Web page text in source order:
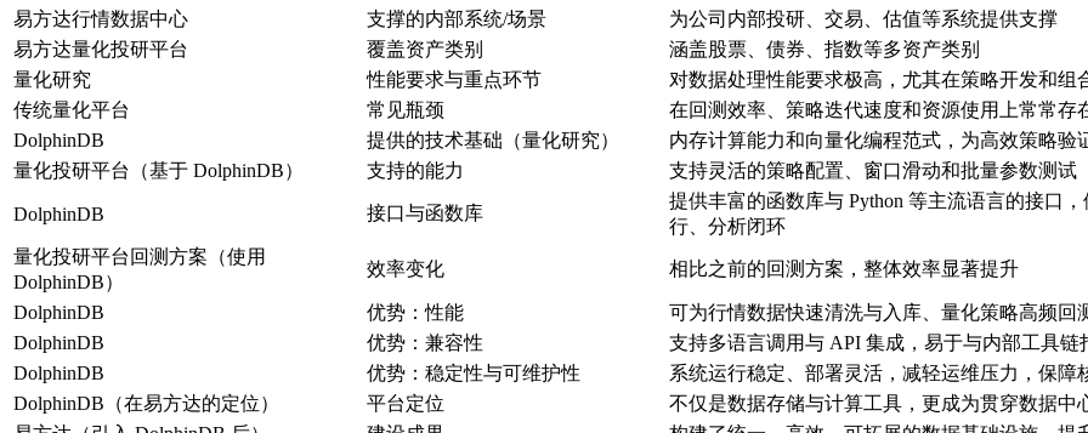
易方达行情数据中心
支撑的内部系统/场景 为公司内部投研、交易、估值等系统提供支撑
易方达量化投研平台
覆盖资产类别 涵盖股票、债券、指数等多资产类别
量化研究
性能要求与重点环节 对数据处理性能要求极高，尤其在策略开发和
传统量化平台
常见瓶颈 在回测效率、策略迭代速度和资源使用上常常存
DolphinDB
提供的技术基础（量化研究） 内存计算能力和向量化编程范式，为高效策略验
量化投研平台（基于 DolphinDB）
支持的能力 支持灵活的策略配置、窗口滑动和批量参数测试
DolphinDB 接口与函数库
提供丰富的函数库与 Python 等主流语言的接口
行、分析闭环
量化投研平台回测方案（使用
DolphinDB）
效率变化 相比之前的回测方案，整体效率显著提升
DolphinDB 优势：性能 可为行情数据快速清洗与入库、量化策略高频回
DolphinDB
优势：兼容性 支持多语言调用与 API 集成，易于与内部工具
DolphinDB
优势：稳定性与可维护性 系统运行稳定、部署灵活，减轻运维压力，保障
DolphinDB（在易方达的定位）
平台定位 不仅是数据存储与计算工具，更成为贯穿数据中